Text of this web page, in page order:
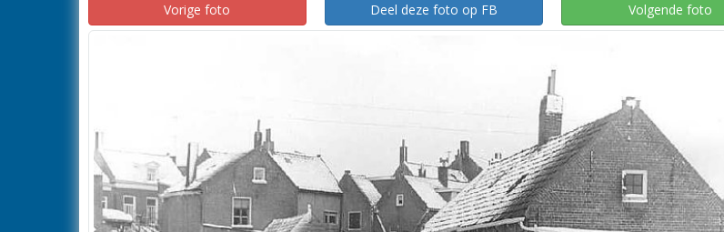
Vorige foto Deel deze foto op FB Volgende foto